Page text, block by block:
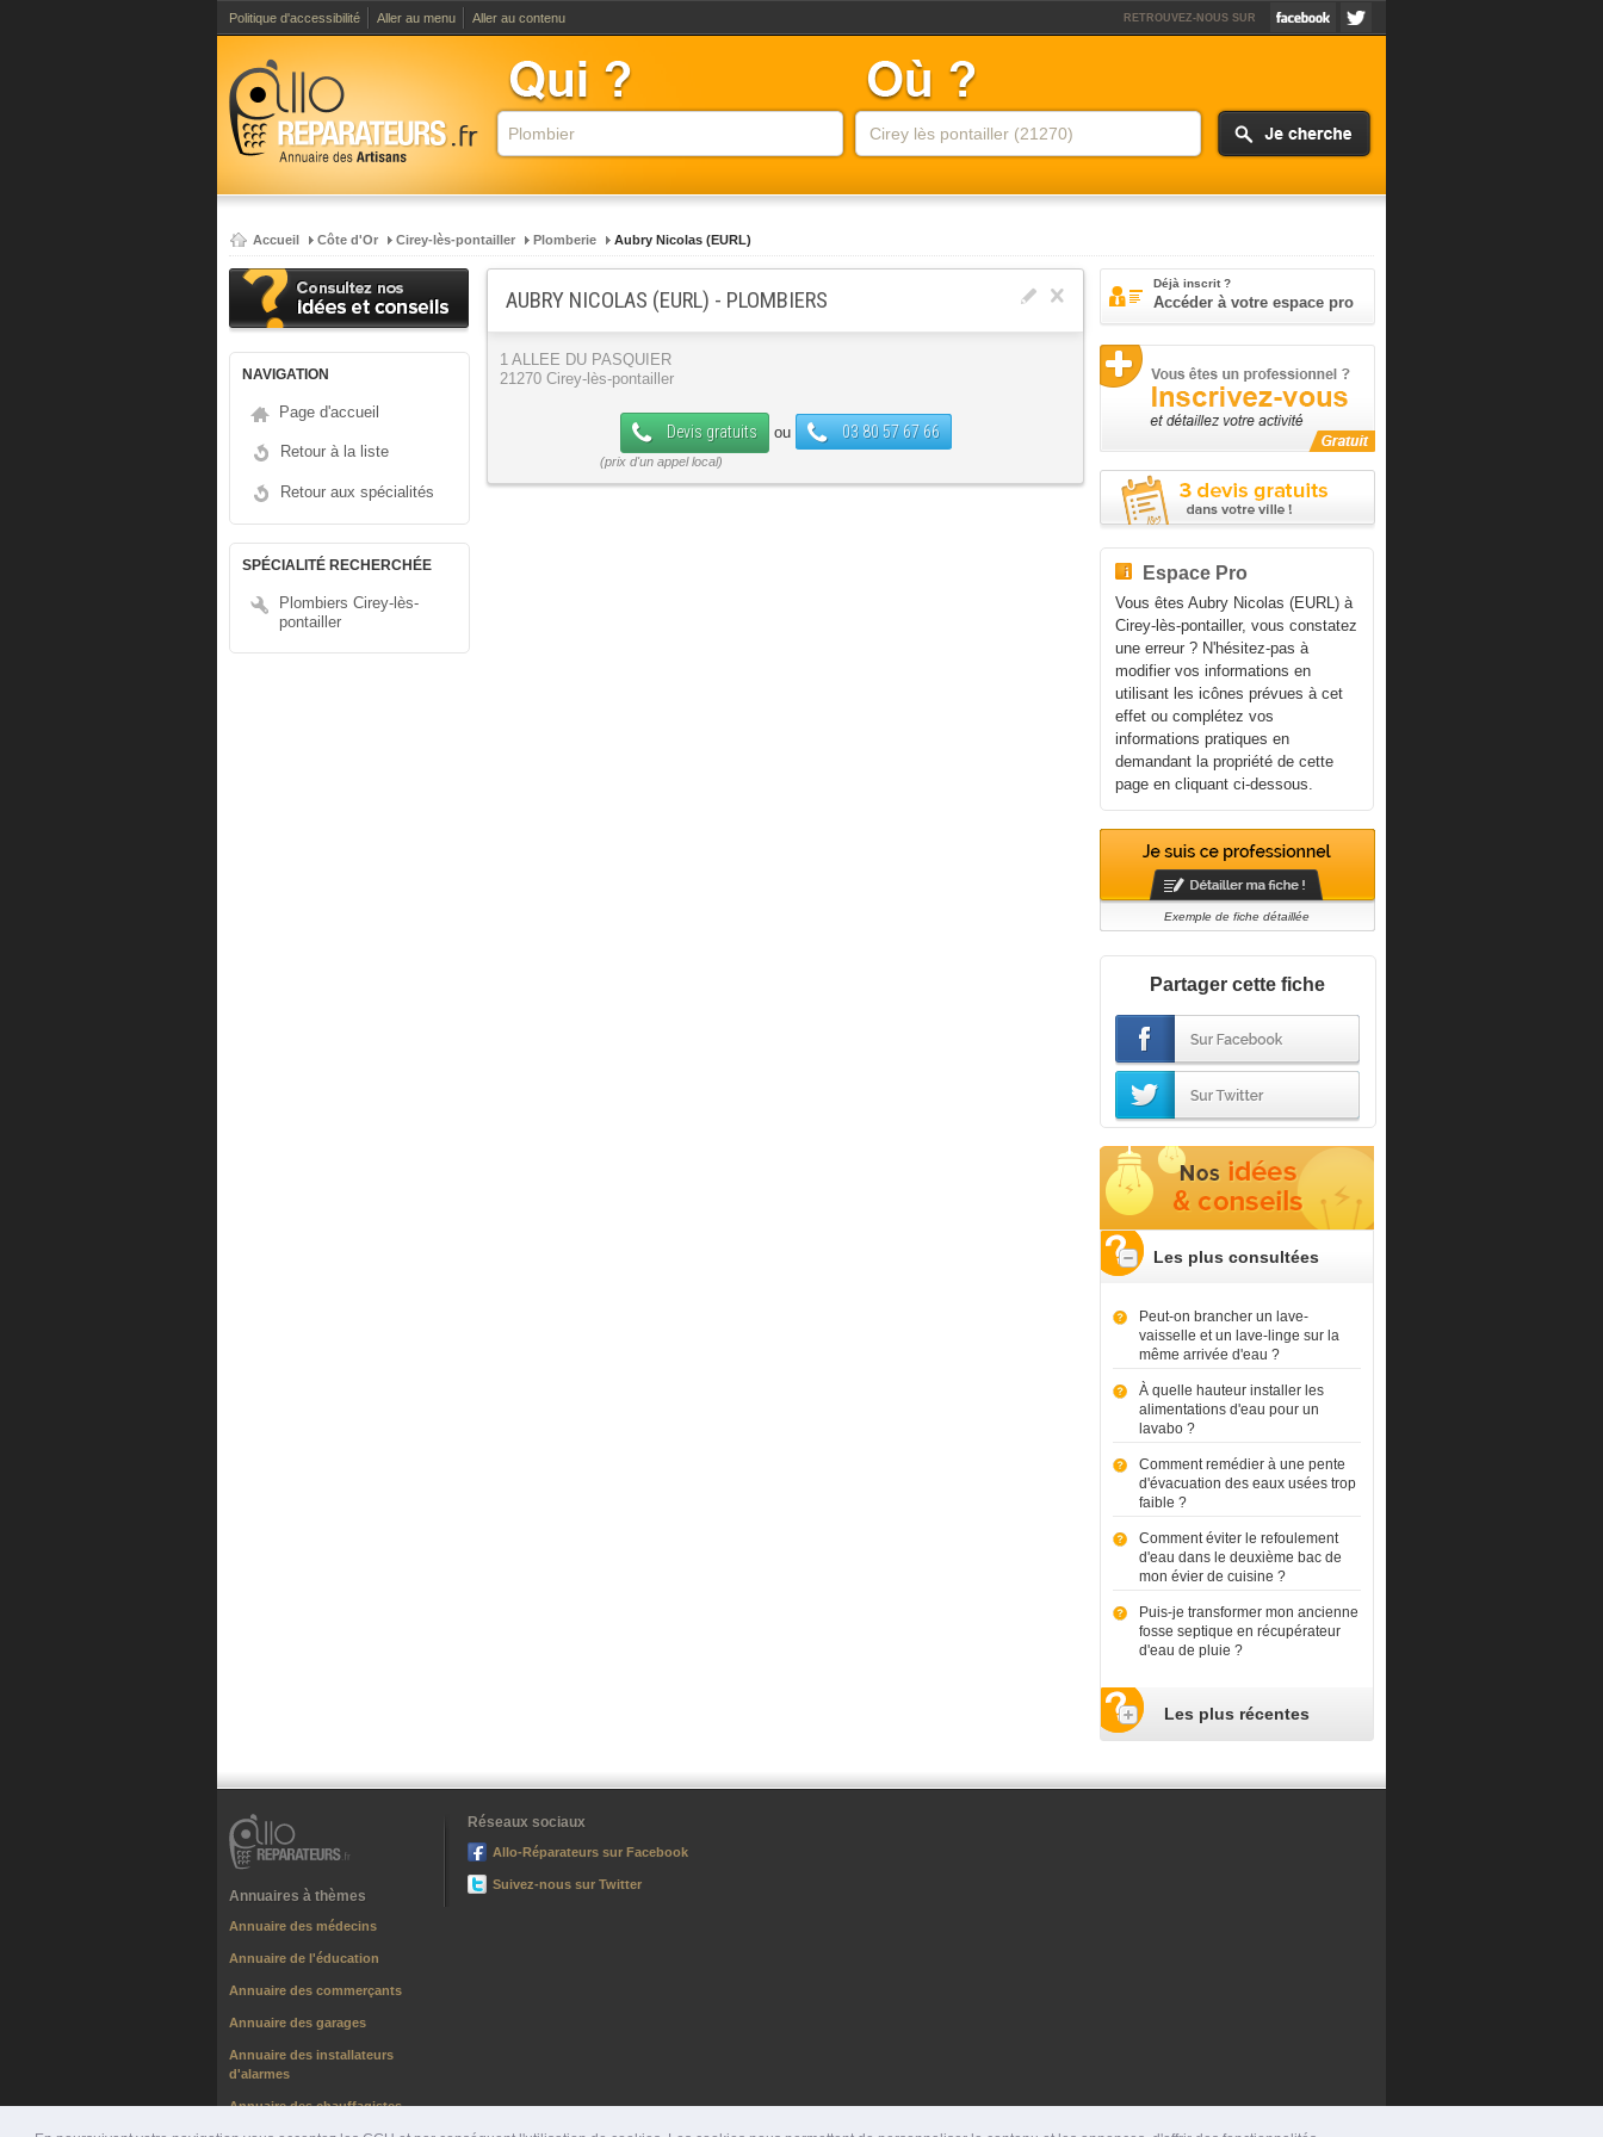
Politique d'accessibilité Aller au menu Aller au contenu RETROUVEZ-NOUS SUR
Accueil Côte d'Or Cirey-lès-pontailler Plomberie Aubry Nicolas (EURL)
NAVIGATION
Page d'accueil
Retour à la liste
Retour aux spécialités
SPÉCIALITÉ RECHERCHÉE
Plombiers Cirey-lès-
pontailler
AUBRY NICOLAS (EURL) - PLOMBIERS
1 ALLEE DU PASQUIER
21270 Cirey-lès-pontailler
Devis gratuits ou 03 80 57 67 66
Déjà inscrit ?
Accéder à votre espace pro
Espace Pro
Vous êtes Aubry Nicolas (EURL) à
Cirey-lès-pontailler, vous constatez
une erreur ? N'hésitez-pas à
modifier vos informations en
utilisant les icônes prévues à cet
effet ou complétez vos
informations pratiques en
demandant la propriété de cette
page en cliquant ci-dessous.
Exemple de fiche détaillée
Partager cette fiche
Les plus consultées
Peut-on brancher un lave-
vaisselle et un lave-linge sur la
même arrivée d'eau ?
À quelle hauteur installer les
alimentations d'eau pour un
lavabo ?
Comment remédier à une pente
d'évacuation des eaux usées trop
faible ?
Comment éviter le refoulement
d'eau dans le deuxième bac de
mon évier de cuisine ?
Puis-je transformer mon ancienne
fosse septique en récupérateur
d'eau de pluie ?
Les plus récentes
Annuaires à thèmes
Annuaire des médecins
Annuaire de l'éducation
Annuaire des commerçants
Annuaire des garages
Annuaire des installateurs
d'alarmes
Annuaire des chauffagistes
Réseaux sociaux
Allo-Réparateurs sur Facebook
Suivez-nous sur Twitter